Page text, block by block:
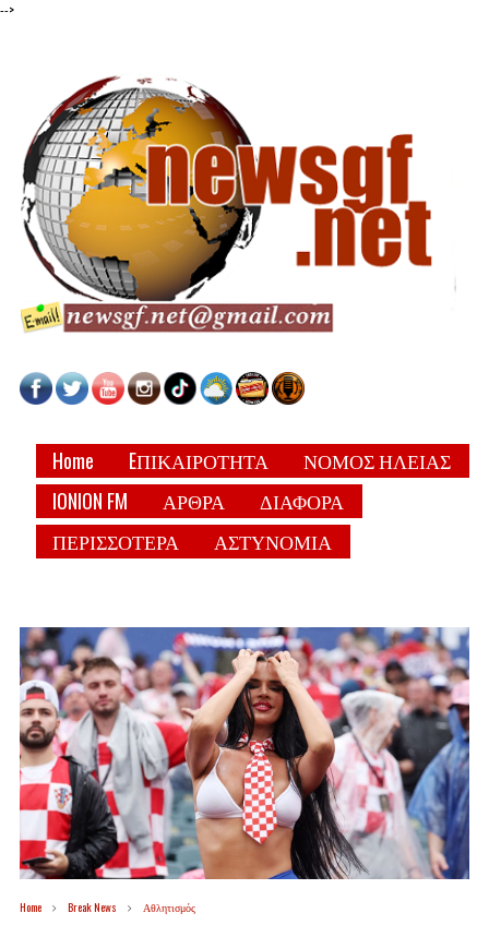
-->
Home EΠΙΚΑΙΡΟΤΗΤΑ
ΝΟΜΟΣ ΗΛΕΙΑΣ
IONION FM
ΑΡΘΡΑ
ΔΙΑΦΟΡΑ
ΠΕΡΙΣΣΟΤΕΡΑ
ΑΣΤΥΝΟΜΙΑ
Home Break News Αθλητισμός